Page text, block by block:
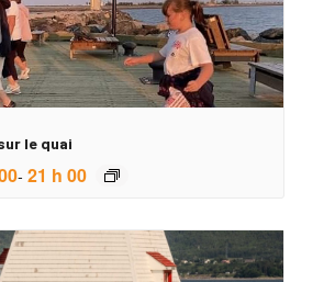
le quai
- 21 h 00